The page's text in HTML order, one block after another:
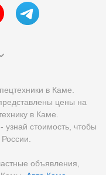
в Каме.
цены на
в Каме.
- узнай стоимость, чтобы
России.
объявления,